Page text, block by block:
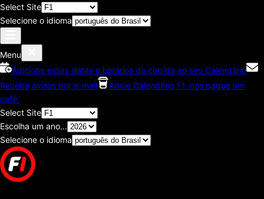
Select Site
Selecione o idioma
Menu
Adicione essas datas e horários da corrida ao seu Calendário
Receba avisos por e-mail
Apoie Calendário F1, nos pague um
café.
Select Site
Escolha um ano...
Selecione o idioma